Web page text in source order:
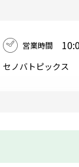
営業時間
セノバトピックス